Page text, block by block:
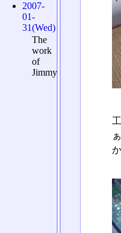
2007-
01-
31(Wed)
The
work
of
Jimmy